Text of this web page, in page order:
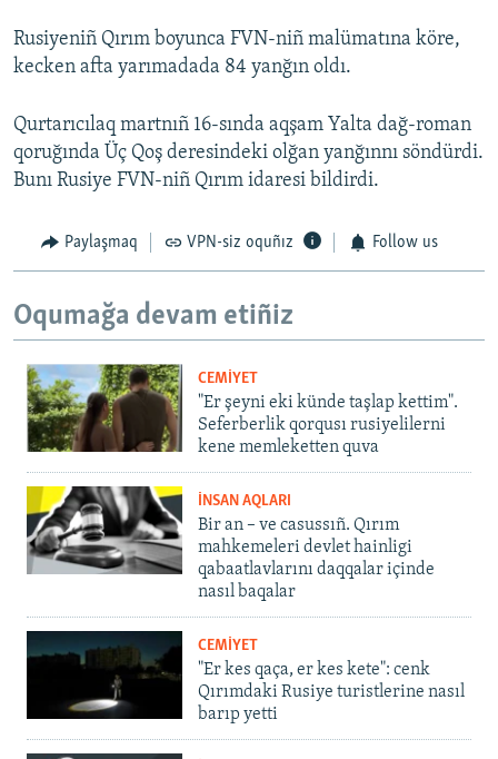
Rusiyeniñ Qırım boyunca FVN-niñ malümatına köre,
kecken afta yarımadada 84 yanğın oldı.
Qurtarıcılaq martnıñ 16-sında aqşam Yalta dağ-roman
qoruğında Üç Qoş deresindeki olğan yanğınnı söndürdi.
Bunı Rusiye FVN-niñ Qırım idaresi bildirdi.
Paylaşmaq VPN-siz oquñız Follow us
Oqumağa devam etiñiz
CEMİYET
"Er şeyni eki künde taşlap kettim".
Seferberlik qorqusı rusiyelilerni
kene memleketten quva
İNSAN AQLARI
Bir an – ve casussıñ. Qırım
mahkemeleri devlet hainligi
qabaatlavlarını daqqalar içinde
nasıl baqalar
CEMİYET
"Er kes qaça, er kes kete": cenk
Qırımdaki Rusiye turistlerine nasıl
barıp yetti